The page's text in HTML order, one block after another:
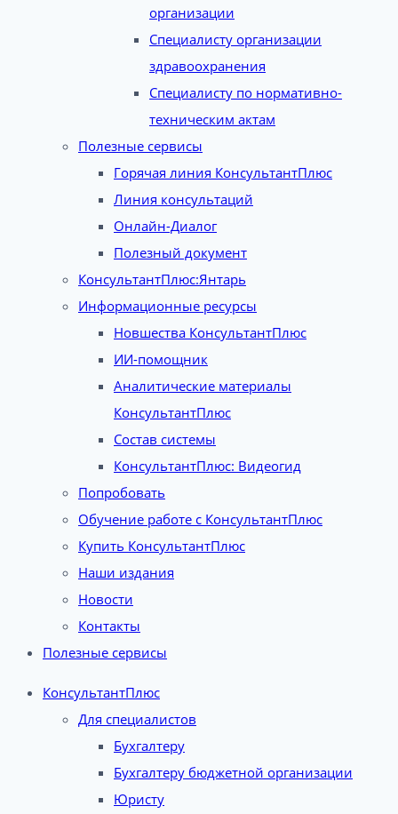
организации
Специалисту организации
здравоохранения
Специалисту по нормативно-
техническим актам
Полезные сервисы
Горячая линия КонсультантПлюс
Линия консультаций
Онлайн-Диалог
Полезный документ
КонсультантПлюс:Янтарь
Информационные ресурсы
Новшества КонсультантПлюс
ИИ-помощник
Аналитические материалы
КонсультантПлюс
Состав системы
КонсультантПлюс: Видеогид
Попробовать
Обучение работе с КонсультантПлюс
Купить КонсультантПлюс
Наши издания
Новости
Контакты
Полезные сервисы
КонсультантПлюс
Для специалистов
Бухгалтеру
Бухгалтеру бюджетной организации
Юристу